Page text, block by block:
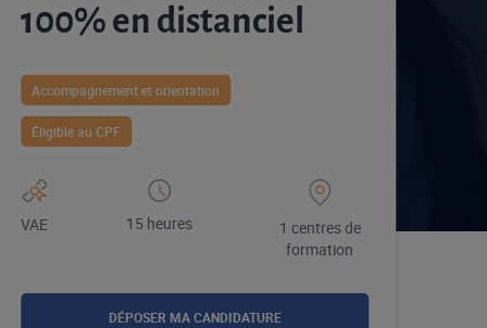
100% en distanciel
Accompagnement et orientation
Éligible au CPF
VAE 15 heures
1 centres de
formation
DÉPOSER MA CANDIDATURE